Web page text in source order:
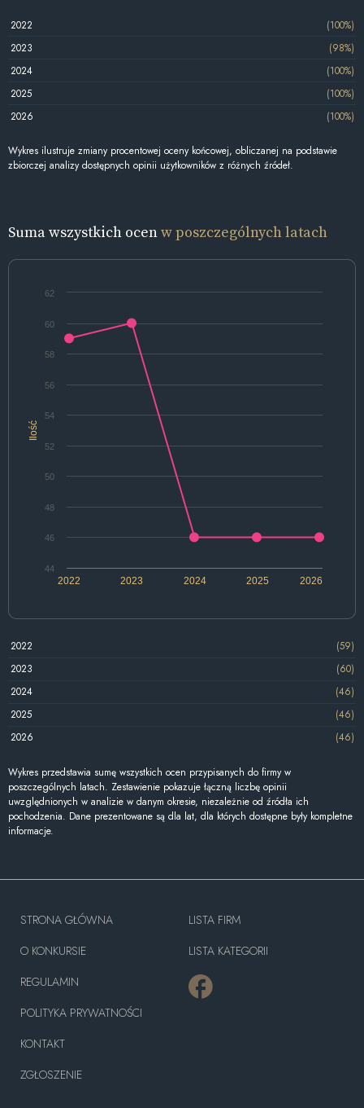
2022
(100%)
2023
(98%)
2024
(100%)
2025
(100%)
2026
(100%)
Wykres ilustruje zmiany procentowej oceny końcowej, obliczanej na podstawie
zbiorczej analizy dostępnych opinii użytkowników z różnych źródeł.
Suma wszystkich ocenw poszczególnych latach
Ilość
2022 2024 2026
2023 2025
44
46
48
50
52
54
56
58
60
62
2022
(59)
2023
(60)
2024
(46)
2025
(46)
2026
(46)
Wykres przedstawia sumę wszystkich ocen przypisanych do firmy w
poszczególnych latach. Zestawienie pokazuje łączną liczbę opinii
uwzględnionych w analizie w danym okresie, niezależnie od źródła ich
pochodzenia. Dane prezentowane są dla lat, dla których dostępne były kompletne
informacje.
STRONA GŁÓWNA
O KONKURSIE
REGULAMIN
POLITYKA PRYWATNOŚCI
KONTAKT
ZGŁOSZENIE
LISTA FIRM
LISTA KATEGORII